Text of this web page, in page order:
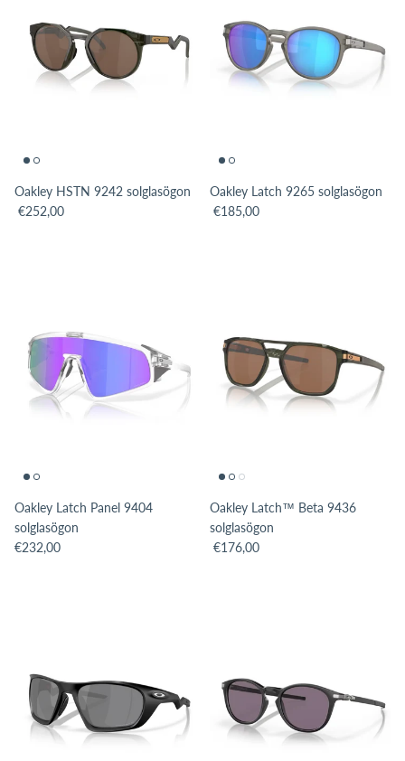
Oakley HSTN 9242 solglasögon
Translation missing: sv.products.product.price.regular_price
€252,00
Oakley Latch 9265 solglasögon
Translation missing:
€185,00
Oakley Latch Panel 9404
solglasögon
Translation missing: sv.products.product.price.regular_price
€232,00
Oakley Latch™ Beta 9436
solglasögon
Translation missing:
€176,00